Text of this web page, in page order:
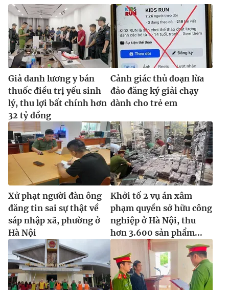
Ðiện thoại Thời báo VTV:024.66 897 897
Email:toasoan@vtv.vn
Liên hệ quảng cáo:024-7300.7108
® Cấm sao chép dưới mọi hình thức nếu không có sự chấp
thuận bằng văn bản. Ghi rõ nguồn VTV.vn khi phát hành lại
thông tin từ website này.
Giả danh lương y bán
thuốc điều trị yếu sinh
lý, thu lợi bất chính hơn
32 tỷ đồng
Cảnh giác thủ đoạn lừa
đảo đăng ký giải chạy
dành cho trẻ em
Xử phạt người đàn ông
đăng tin sai sự thật về
sáp nhập xã, phường ở
Hà Nội
Khởi tố 2 vụ án xâm
phạm quyền sở hữu công
nghiệp ở Hà Nội, thu
hơn 3.600 sản phẩm...